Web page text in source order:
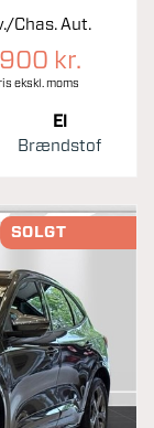
Chas. Aut.
kr.
ekskl. moms
El
Brændstof
SOLGT